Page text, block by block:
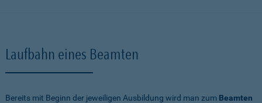
Laufbahn eines Beamten
Bereits mit Beginn der jeweiligen Ausbildung wird man zum Beamten